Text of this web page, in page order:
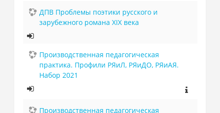
ДПВ Проблемы поэтики русского и
зарубежного романа XIX века
Производственная педагогическая
практика. Профили РЯиЛ, РЯиДО, РЯиАЯ.
Набор 2021
Производственная педагогическая